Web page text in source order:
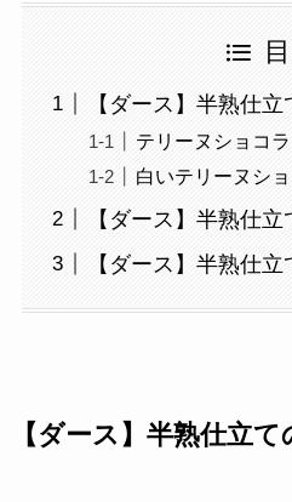
【ダース】半熟仕立
テリーヌショコラ
白いテリーヌシ
【ダース】半熟仕
【ダース】半熟仕
【ダース】半熟仕立て